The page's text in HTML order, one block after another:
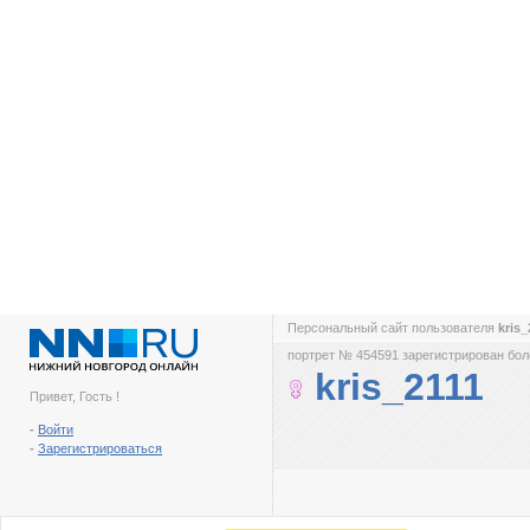
Привет, Гость !
- Войти
- Зарегистрироваться
Персональный сайт пользователя
портрет № 454591 зарегистрирован
kris_2111